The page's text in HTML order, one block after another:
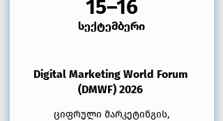
15–16
სექტემბერი
Digital Marketing World Forum
(DMWF) 2026
ციფრული მარკეტინგის,